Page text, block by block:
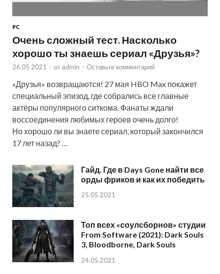
PC
Очень сложный тест. Насколько
хорошо ты знаешь сериал «Друзья»?
26.05.2021 - от admin - Оставьте комментарий
«Друзья» возвращаются! 27 мая HBO Max покажет
специальный эпизод, где собрались все главные
актёры популярного ситкома. Фанаты ждали
воссоединения любимых героев очень долго!
Но хорошо ли вы знаете сериал, который закончился
17 лет назад? …
Гайд. Где в Days Gone найти все
орды фриков и как их победить
25.05.2021
Топ всех «соулсборнов» студии
From Software (2021): Dark Souls
3, Bloodborne, Dark Souls
24.05.2021